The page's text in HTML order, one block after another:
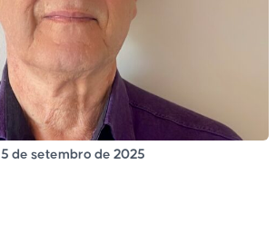
5 de setembro de 2025